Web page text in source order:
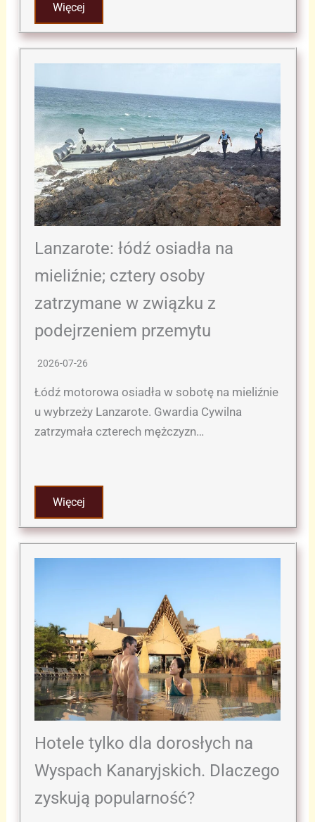
Więcej
Lanzarote: łódź osiadła na
mieliźnie; cztery osoby
zatrzymane w związku z
podejrzeniem przemytu
2026-07-26
Łódź motorowa osiadła w sobotę na mieliźnie
u wybrzeży Lanzarote. Gwardia Cywilna
zatrzymała czterech mężczyzn…
Więcej
Hotele tylko dla dorosłych na
Wyspach Kanaryjskich. Dlaczego
zyskują popularność?